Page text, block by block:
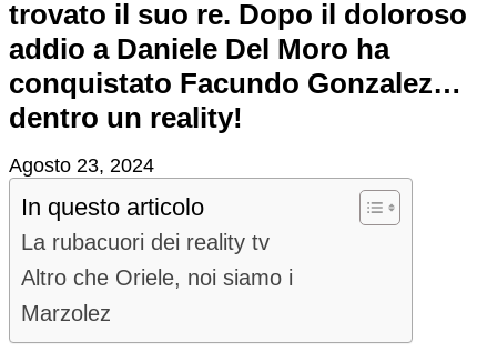
trovato il suo re. Dopo il doloroso
addio a Daniele Del Moro ha
conquistato Facundo Gonzalez…
dentro un reality!
Agosto 23, 2024
In questo articolo
La rubacuori dei reality tv
Altro che Oriele, noi siamo i
Marzolez